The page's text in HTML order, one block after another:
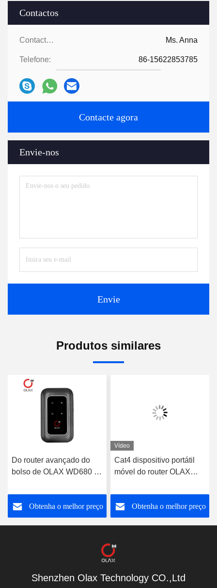
Contactos
Contactos: Ms. Anna
Telefone: 86-15622853785
Contacte agora
Envie-nos
Envie
Produtos similares
Do router avançado do
bolso de OLAX WD680 4g
modem de Wifi
Obtenha o melhor preço
Vídeo
Cat4 dispositivo portátil
móvel do router OLAX
Wifi
Obtenha o melhor preço
Shenzhen Olax Technology CO.,Ltd